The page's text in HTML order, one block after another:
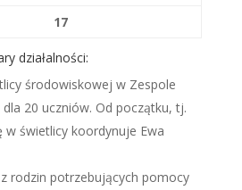
17
działalności:
środowiskowej w Zespole
dla 20 uczniów. Od początku, tj.
w świetlicy koordynuje Ewa
rodzin potrzebujących pomocy